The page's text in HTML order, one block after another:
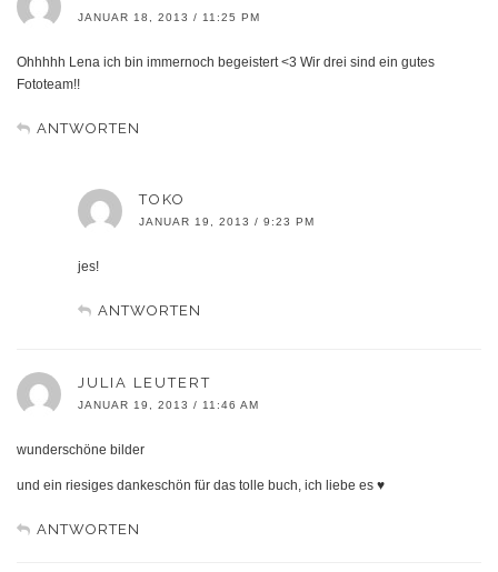
JANUAR 18, 2013 / 11:25 PM
Ohhhhh Lena ich bin immernoch begeistert <3 Wir drei sind ein gutes
Fototeam!!
ANTWORTEN
TOKO
JANUAR 19, 2013 / 9:23 PM
jes!
ANTWORTEN
JULIA LEUTERT
JANUAR 19, 2013 / 11:46 AM
wunderschöne bilder
und ein riesiges dankeschön für das tolle buch, ich liebe es ♥
ANTWORTEN